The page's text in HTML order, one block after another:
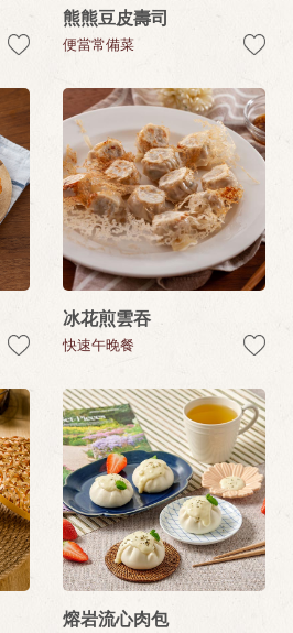
熊熊豆皮壽司
便當常備菜
冰花煎雲吞
快速午晚餐
熔岩流心肉包